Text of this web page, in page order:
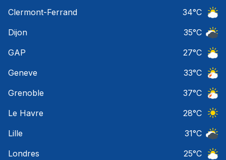
Clermont-Ferrand
34°C
Dijon
35°C
GAP
27°C
Geneve
33°C
Grenoble
37°C
Le Havre
28°C
Lille
31°C
Londres
25°C